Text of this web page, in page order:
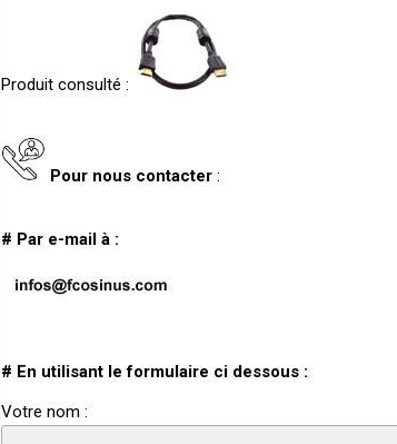
Produit consulté :
Pour nous contacter:
# Par e-mail à :
# En utilisant le formulaire ci dessous :
Votre nom :